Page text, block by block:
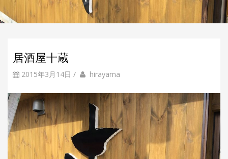
居酒屋十蔵
2015年3月14日 / b
投
hirayama